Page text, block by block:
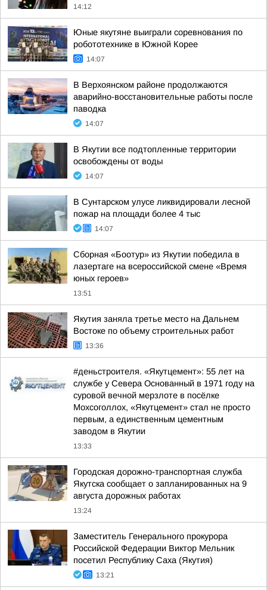
14:12
Юные якутяне выиграли соревнования по
робототехнике в Южной Корее
14:07
В Верхоянском районе продолжаются
аварийно-восстановительные работы после
паводка
14:07
В Якутии все подтопленные территории
освобождены от воды
14:07
В Сунтарском улусе ликвидировали лесной
пожар на площади более 4 тыс
14:07
Сборная «Боотур» из Якутии победила в
лазертаге на всероссийской смене «Время
юных героев»
13:51
Якутия заняла третье место на Дальнем
Востоке по объему строительных работ
13:36
#деньстроителя. «Якутцемент»: 55 лет на
службе у Севера Основанный в 1971 году на
суровой вечной мерзлоте в посёлке
Мохсоголлох, «Якутцемент» стал не просто
первым, а единственным цементным
заводом в Якутии
13:33
Городская дорожно-транспортная служба
Якутска сообщает о запланированных на 9
августа дорожных работах
13:24
Заместитель Генерального прокурора
Российской Федерации Виктор Мельник
посетил Республику Саха (Якутия)
13:21